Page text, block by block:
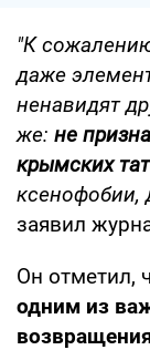
"К
даже
ненавидят
же: не
крымских
ксенофобии,
заявил
Он отметил,
одним из